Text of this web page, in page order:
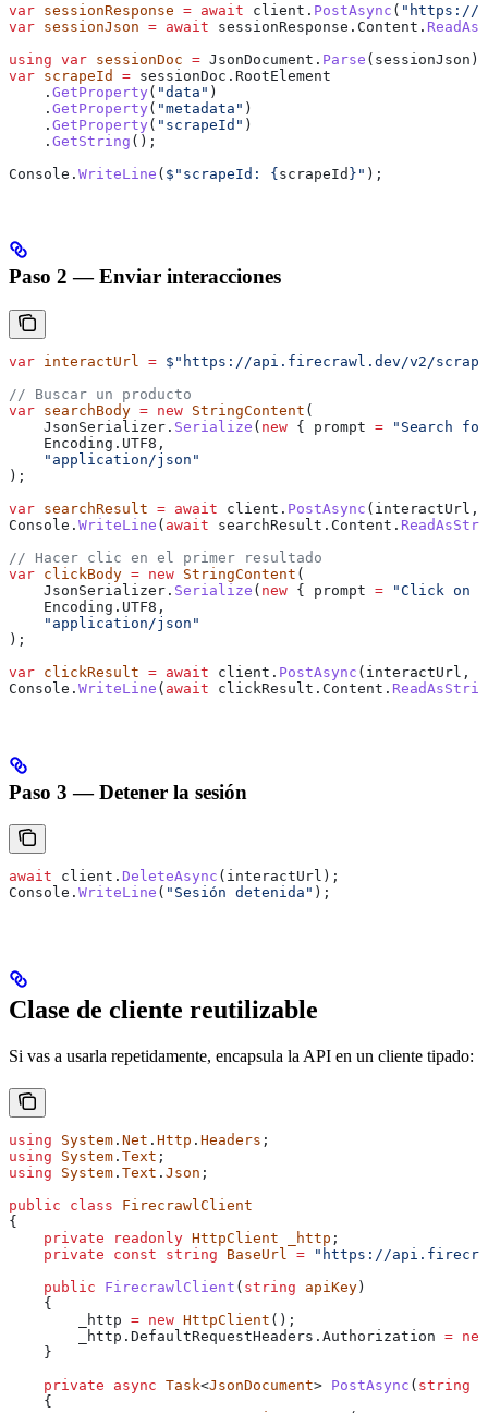
var sessionResponse = await client . PostAsync ( "https://
var sessionJson = await sessionResponse . Content .
using var sessionDoc = JsonDocument . Parse ( sessionJson );
var scrapeId = sessionDoc . RootElement
    .
GetProperty ( "data" )
    .
GetProperty ( "metadata" )
    .
GetProperty ( "scrapeId" )
    .
GetString ();
Console . WriteLine ( $"scrapeId: {scrapeId } " );
Paso 2 — Enviar interacciones
var interactUrl = $"https://api.firecrawl.dev/v2/
// Buscar un producto
var searchBody = new StringContent (
    JsonSerializer
. Serialize ( new { prompt = "Search
    Encoding
. UTF8 ,
    "application/json"
);
var searchResult = await client . PostAsync ( interactUrl ,
Console . WriteLine ( await searchResult . Content .
// Hacer clic en el primer resultado
var clickBody = new StringContent (
    JsonSerializer
. Serialize ( new { prompt = "Click on
    Encoding
. UTF8 ,
    "application/json"
);
var clickResult = await client . PostAsync ( interactUrl ,
Console . WriteLine ( await clickResult . Content .
Paso 3 — Detener la sesión
await client . DeleteAsync ( interactUrl );
Console . WriteLine ( "Sesión detenida" );
Clase de cliente reutilizable
Si vas a usarla repetidamente, encapsula la API en un cliente tipado:
using System . Net . Http . Headers ;
using System . Text ;
using System . Text . Json ;
public class FirecrawlClient
{
    private
readonly HttpClient _http ;
    private
const string BaseUrl = "https://
    public
FirecrawlClient ( string apiKey )
    {
        _http
= new HttpClient ();
        _http
. DefaultRequestHeaders . Authorization = new
    }
    private
async Task<JsonDocument> PostAsync ( string
    {